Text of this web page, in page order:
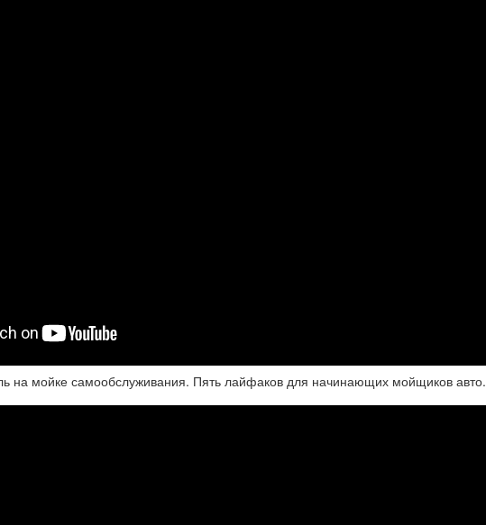
на мойке самообслуживания. Пять лайфаков для начинающих мойщиков авто.